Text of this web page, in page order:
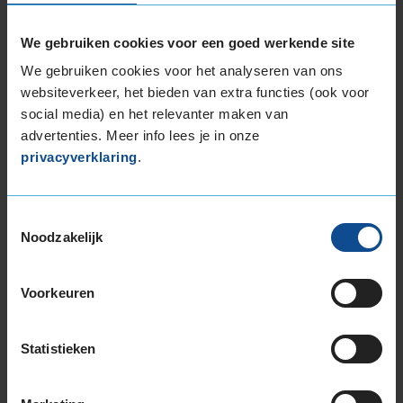
We gebruiken cookies voor een goed werkende site
We gebruiken cookies voor het analyseren van ons
websiteverkeer, het bieden van extra functies (ook voor
social media) en het relevanter maken van
advertenties. Meer info lees je in onze
privacyverklaring.
Noodzakelijk
Voorkeuren
Statistieken
onzeautoservice. Delftenaren gaan voor APK,
nog veel meer naar KwikFit!
Lokale autoservice in Delft
We zijn onder andere te vinden nabij de
Woon je net buiten Delft of zoek je een
dichtbij te vinden in
KwikFit Delft: goede ervaringen